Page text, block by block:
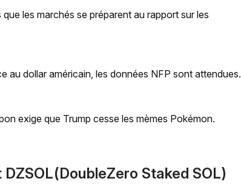
les marchés se préparent au rapport sur les
au dollar américain, les données NFP sont attendues.
exige que Trump cesse les mèmes Pokémon.
Staked SOL)